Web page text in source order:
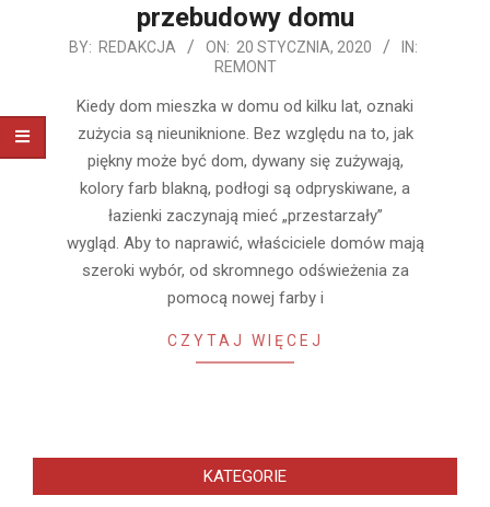
przebudowy domu
2020-
20
BY: REDAKCJA ON: 20 STYCZNIA, 2020
IN:
REMONT
Kiedy dom mieszka w domu od kilku lat, oznaki
zużycia są nieuniknione. Bez względu na to, jak
piękny może być dom, dywany się zużywają,
kolory farb blakną, podłogi są odpryskiwane, a
łazienki zaczynają mieć „przestarzały”
wygląd. Aby to naprawić, właściciele domów mają
szeroki wybór, od skromnego odświeżenia za
pomocą nowej farby i
CZYTAJ WIĘCEJ
KATEGORIE